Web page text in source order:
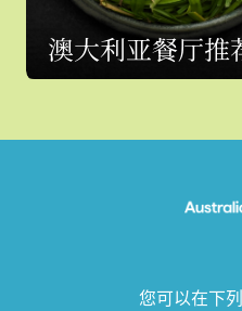
澳大利亚餐厅推
您可以在下